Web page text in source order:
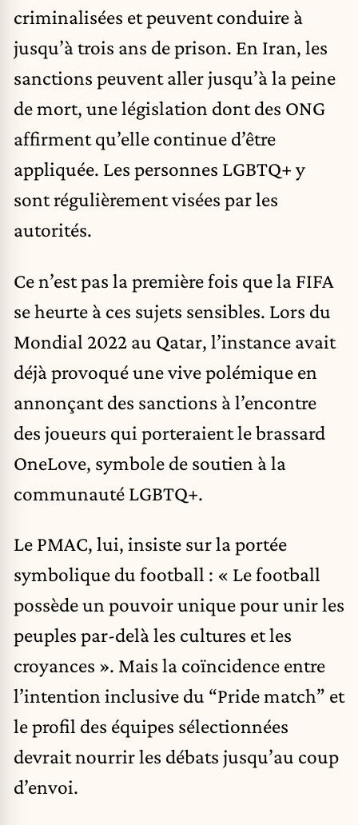
criminalisées et peuvent conduire à
jusqu’à trois ans de prison. En Iran, les
sanctions peuvent aller jusqu’à la peine
de mort, une législation dont des ONG
affirment qu’elle continue d’être
appliquée. Les personnes LGBTQ+ y
sont régulièrement visées par les
autorités.
Ce n’est pas la première fois que la FIFA
se heurte à ces sujets sensibles. Lors du
Mondial 2022 au Qatar, l’instance avait
déjà provoqué une vive polémique en
annonçant des sanctions à l’encontre
des joueurs qui porteraient le brassard
OneLove, symbole de soutien à la
communauté LGBTQ+.
Le PMAC, lui, insiste sur la portée
symbolique du football : « Le football
possède un pouvoir unique pour unir les
peuples par-delà les cultures et les
croyances ». Mais la coïncidence entre
l’intention inclusive du “Pride match” et
le profil des équipes sélectionnées
devrait nourrir les débats jusqu’au coup
d’envoi.